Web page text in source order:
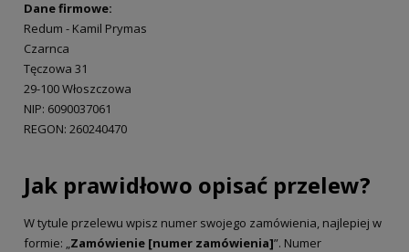
Dane firmowe:
Redum - Kamil Prymas
Czarnca
Tęczowa 31
29-100 Włoszczowa
NIP: 6090037061
REGON: 260240470
Jak prawidłowo opisać przelew?
W tytule przelewu wpisz numer swojego zamówienia, najlepiej w
formie: „Zamówienie [numer zamówienia]”. Numer